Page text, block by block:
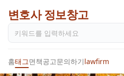
변호사 정보창고
홈태그면책공고문의하기lawfirm